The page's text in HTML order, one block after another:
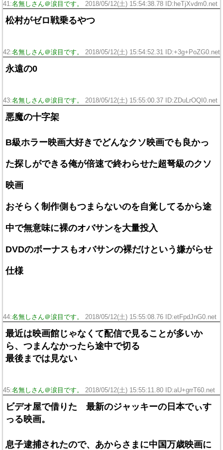
41:名無しさん＠涙目です。 2018/05/12(土) 15:54:38.78 ID:heTjXvdm0.net
松村がゼロ戦乗るやつ
42:名無しさん＠涙目です。 2018/05/12(土) 15:54:52.31 ID:+3g+PoZG0.net
永遠の0
43:名無しさん＠涙目です。 2018/05/12(土) 15:55:00.37 ID:ZDuLrOQI0.net
悪魔の十字架
B級ホラー映画大好きでどんなクソ映画でも良かっ
た探しができる俺が倍速で終わらせた超弩級のクソ
映画
おそらく制作側もつまらないのを自覚してるから途
中で無意味に裸のオバサンを大量投入
DVDのボーナスもオバサンの裸だけという嫌がらせ
仕様
44:名無しさん＠涙目です。 2018/05/12(土) 15:55:08.76 ID:etFpdJnG0.net
最近は映画館じゃなくて配信で見ることが多いか
ら、つまんなかったら途中で切る
最後までは見ない
45:名無しさん＠涙目です。 2018/05/12(土) 15:55:11.80 ID:aU+grrT60.net
ビデオ屋で借りた 最新のジャッキーの日本でぃす
っる映画。
息子逮捕されたので、あからさまに中国万歳映画に